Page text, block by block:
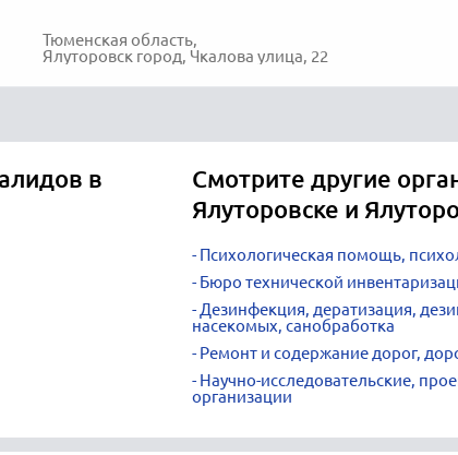
Тюменская область,
Ялуторовск город, Чкалова улица, 22
в
Смотрите другие
Ялуторовске и
Психологическая помощь,
Бюро технической
Дезинфекция, дератизация,
насекомых, санобработка
Ремонт и содержание дорог,
Научно-исследовательские,
организации